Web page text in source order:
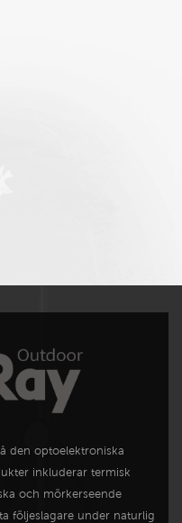
den optoelektroniska
inkluderar termisk
och mörkerseende
följeslagare under naturlig